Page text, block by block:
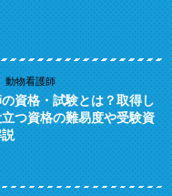
動物看護師
資格・試験とは？取得し
つ資格の難易度や受験資